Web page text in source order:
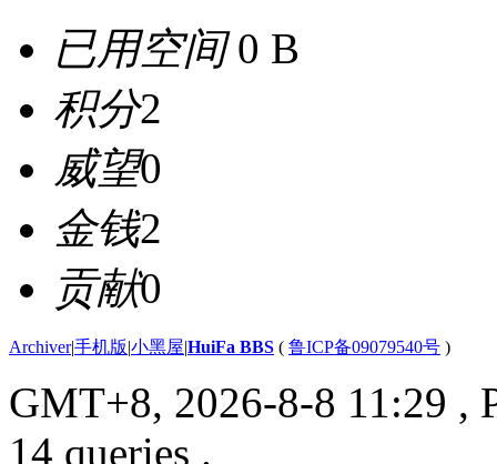
已用空间0 B
积分2
威望0
金钱2
贡献0
Archiver|手机版|小黑屋|HuiFa BBS ( 鲁ICP备09079540号 )
GMT+8, 2026-8-8 11:29 ,
14 queries .